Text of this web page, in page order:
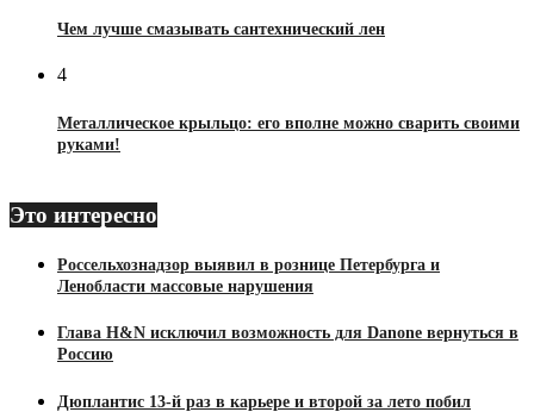
Чем лучше смазывать сантехнический лен
4
Металлическое крыльцо: его вполне можно сварить своими
руками!
Это интересно
Россельхознадзор выявил в рознице Петербурга и
Ленобласти массовые нарушения
Глава H&N исключил возможность для Danone вернуться в
Россию
Дюплантис 13-й раз в карьере и второй за лето побил